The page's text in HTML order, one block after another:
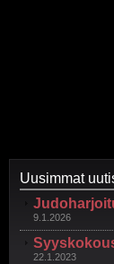
Uusimmat
9.1.2026
22.1.2023